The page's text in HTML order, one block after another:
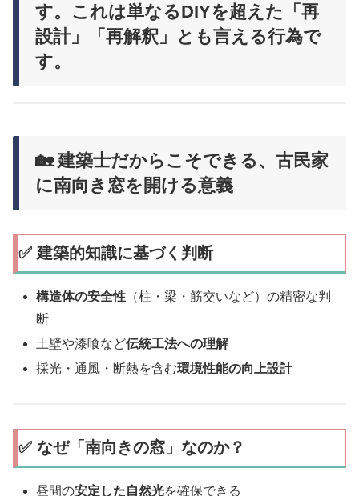
す。これは単なるDIYを超えた「再
設計」「再解釈」とも言える行為で
す。
🏡 建築士だからこそできる、古民家
に南向き窓を開ける意義
✅ 建築的知識に基づく判断
構造体の安全性 （柱・梁・筋交いなど）の精密な判
断
土壁や漆喰など伝統工法への理解
採光・通風・断熱を含む環境性能の向上設計
✅ なぜ「南向きの窓」なのか？
昼間の安定した自然光を確保できる